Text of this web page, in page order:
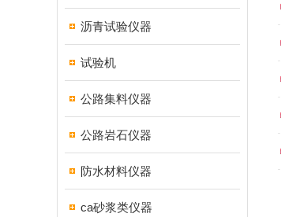
沥青试验仪器
试验机
公路集料仪器
公路岩石仪器
防水材料仪器
ca砂浆类仪器